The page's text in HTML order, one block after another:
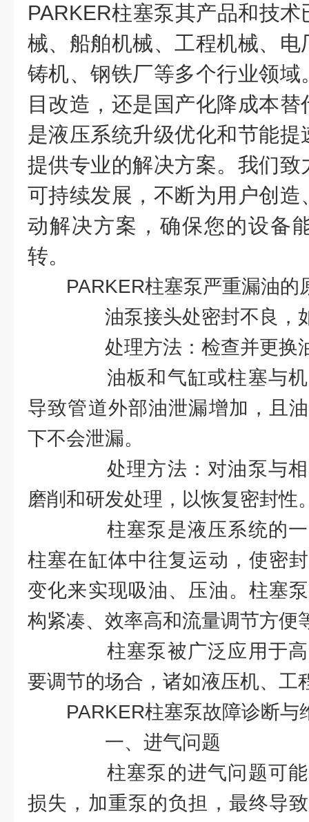
PARKER柱塞泵其产品和技
械、船舶机械、工程机械、
铸机、钢铁厂等多个行业领
目改造，还是国产化降成本
是液压系统升级优化和节能
提供专业的解决方案。我们
可持续发展，不断为用户创
动解决方案，确保您的设备
转。
PARKER柱塞泵严重漏油的
油泵接头处密封不良，
处理方法：检查并更换
油板和气缸或柱塞与机
导致管道外部油泄漏增加，且
下不会泄漏。
处理方法：对油泵与相
磨削和研发处理，以恢复密封性
柱塞泵是液压系统的一
柱塞在缸体中往复运动，使密
变化来实现吸油、压油。柱塞
构紧凑、效率高和流量调节方便
柱塞泵被广泛应用于高
要调节的场合，诸如液压机、工
PARKER柱塞泵故障诊断与
一、进气问题
柱塞泵的进气问题可能
损失，加重泵的负担，最终导